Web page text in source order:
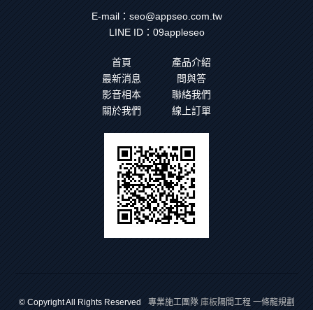
E-mail： seo@appseo.com.tw
LINE ID： 09appleseo
首頁
產品介紹
最新消息
問與答
影音相本
聯絡我們
關於我們
線上訂單
© Copyright All Rights Reserved 專業施工團隊 庫板隔間工程 一條龍規劃